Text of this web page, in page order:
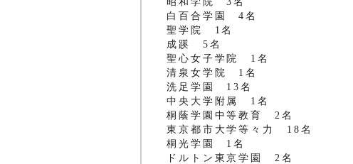
白百合学園 4名
聖学院 1名
成蹊 5名
聖心女子学院 1名
清泉女学院 1名
洗足学園 13名
中央大学附属 1名
桐蔭学園中等教育 2名
東京都市大学等々力 18名
桐光学園 1名
ドルトン東京学園 2名